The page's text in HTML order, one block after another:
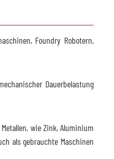
Foundry Robotern,
Dauerbelastung
wie Zink, Aluminium
als gebrauchte Maschinen